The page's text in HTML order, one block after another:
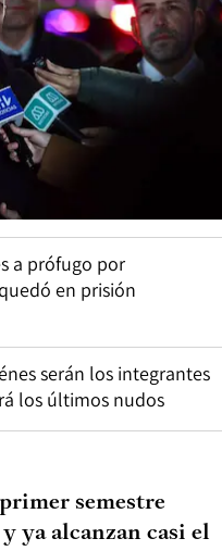
a prófugo por
en prisión
serán los integrantes
los últimos nudos
semestre
ya alcanzan casi el